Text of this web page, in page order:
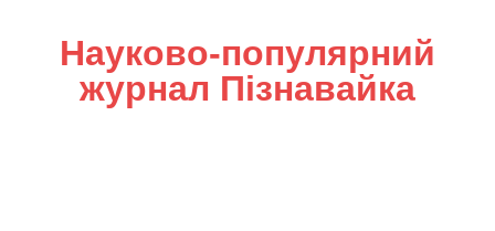
Науково-популярний
журнал Пізнавайка